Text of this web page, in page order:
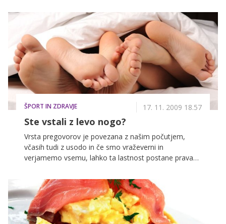
ŠPORT IN ZDRAVJE 17. 11. 2009 18.57
Ste vstali z levo nogo?
Vrsta pregovorov je povezana z našim počutjem,
včasih tudi z usodo in če smo vraževerni in
verjamemo vsemu, lahko ta lastnost postane prava
življenje bolj enostavno in da bomo v njem še bolj
uživali.